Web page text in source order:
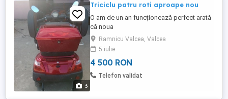
3
Triciclu patru roti aproape nou
O am de un an funcționează perfect arată
că noua
Ramnicu Valcea, Valcea
5 iulie
4 500 RON
Telefon validat